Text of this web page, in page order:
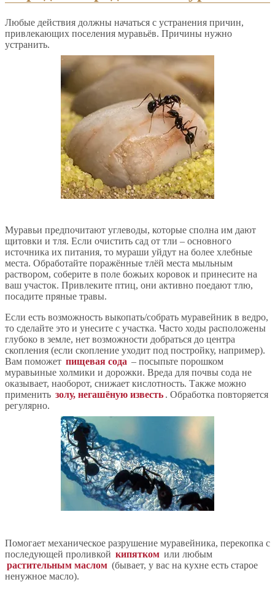
Любые действия должны начаться с устранения причин,
привлекающих поселения муравьёв. Причины нужно
устранить.
Муравьи предпочитают углеводы, которые сполна им дают
щитовки и тля. Если очистить сад от тли – основного
источника их питания, то мураши уйдут на более хлебные
места. Обработайте поражённые тлёй места мыльным
раствором, соберите в поле божьих коровок и принесите на
ваш участок. Привлеките птиц, они активно поедают тлю,
посадите пряные травы.
Если есть возможность выкопать/собрать муравейник в ведро,
то сделайте это и унесите с участка. Часто ходы расположены
глубоко в земле, нет возможности добраться до центра
скопления (если скопление уходит под постройку, например).
Вам поможет пищевая сода – посыпьте порошком
муравьиные холмики и дорожки. Вреда для почвы сода не
оказывает, наоборот, снижает кислотность. Также можно
применить золу, негашёную известь . Обработка повторяется
регулярно.
Помогает механическое разрушение муравейника, перекопка с
последующей проливкой кипятком или любым
растительным маслом (бывает, у вас на кухне есть старое
ненужное масло).